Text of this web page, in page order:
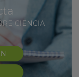
CIENCIA